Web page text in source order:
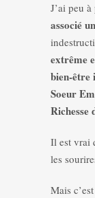
J’ai peu
associé
extrême
bien-être
Soeur
Richesse
Il est vrai
les
Mais